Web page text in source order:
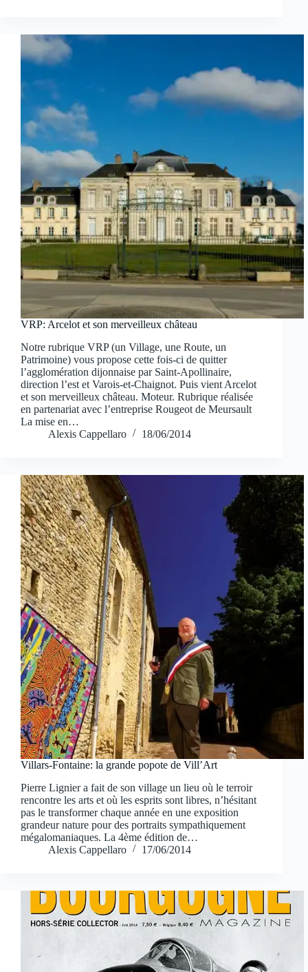
VRP: Arcelot et son merveilleux château
Notre rubrique VRP (un Village, une Route, un
Patrimoine) vous propose cette fois-ci de quitter
l’agglomération dijonnaise par Saint-Apollinaire,
direction l’est et Varois-et-Chaignot. Puis vient Arcelot
et son merveilleux château. Moteur. Rubrique réalisée
en partenariat avec l’entreprise Rougeot de Meursault
La mise en…
Alexis Cappellaro
18/06/2014
Villars-Fontaine: la grande popote de Vill’Art
Pierre Lignier a fait de son village un lieu où le terroir
rencontre les arts et où les esprits sont libres, n’hésitant
pas le transformer chaque année en une exposition
grandeur nature pour des portraits sympathiquement
mégalomaniaques. La 4ème édition de…
Alexis Cappellaro
17/06/2014